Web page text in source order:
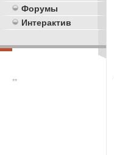
Форумы
Интерактив
**